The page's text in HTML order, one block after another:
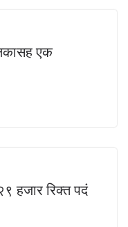
एक
हजार रिक्त पदं